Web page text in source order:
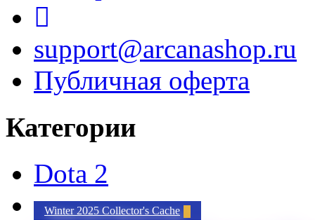
support@arcanashop.ru
Публичная оферта
Категории
Dota 2
Winter 2025 Collector's Cache